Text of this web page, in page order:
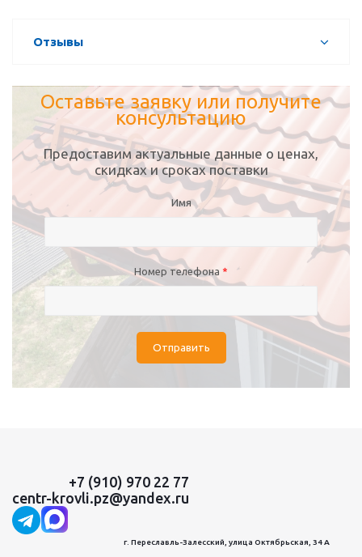
Отзывы
Оставьте заявку или получите
консультацию
Предоставим актуальные данные о ценах,
скидках и сроках поставки
Имя
Номер телефона *
Отправить
+7 (910) 970 22 77
centr-krovli.pz@yandex.ru
г. Переславль-Залесский, улица Октябрьская, 34 А